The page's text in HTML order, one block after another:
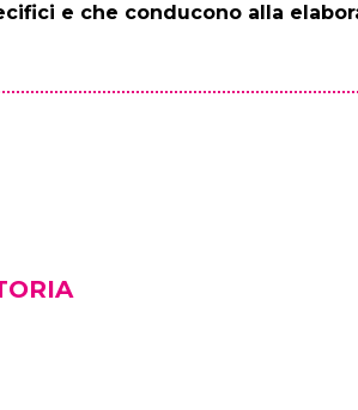
e che conducono alla